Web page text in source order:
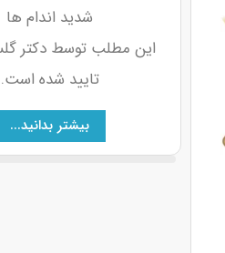
شدید اندام ها
این مطلب توسط دکتر
تایید شده است.
بیشتر بدانید...